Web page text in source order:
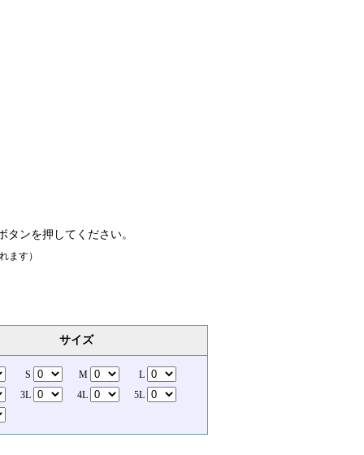
ンを押してください。
ます）
サイズ
S M
L
3L 4L
5L